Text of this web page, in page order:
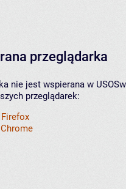
przeglądarka
nie jest wspierana w
przeglądarek: